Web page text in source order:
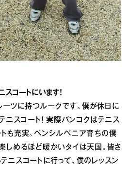
コートにいます！
ーツに持つルークです。僕が休日に
ニスコート！ 実際バンコクはテニス
も充実。ペンシルベニア育ちの僕
しめるほど暖かいタイは天国。皆さ
ニスコートに行って、僕のレッスン